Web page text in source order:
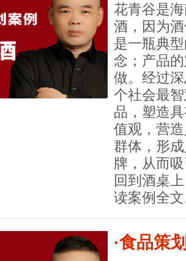
花青谷是
酒，因为
是一瓶典
念；产品
做。经过
个社会最
品，塑造
值观，营
群体，形
牌，从而
回到酒桌
读案例全
·食品策